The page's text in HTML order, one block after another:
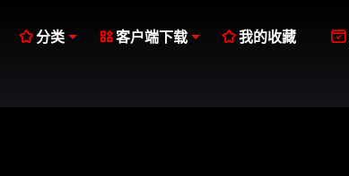
分类 客户端下载 我的收藏 